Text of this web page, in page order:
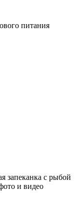
питания
запеканка с рыбой
и видео